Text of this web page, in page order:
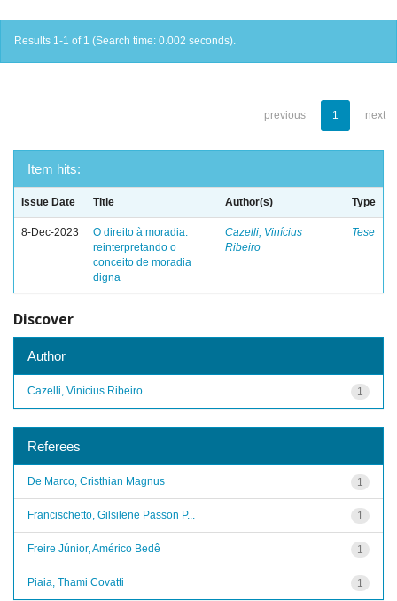
Results 1-1 of 1 (Search time: 0.002 seconds).
previous 1 next
Item hits:
Issue Date Title Author(s) Type
8-Dec-2023
O direito à moradia:
reinterpretando o
conceito de moradia
digna
Cazelli, Vinícius
Ribeiro
Tese
Discover
Author
1
Cazelli, Vinícius Ribeiro
Referees
1
De Marco, Cristhian Magnus
1
Francischetto, Gilsilene Passon P...
1
Freire Júnior, Américo Bedê
1
Piaia, Thami Covatti